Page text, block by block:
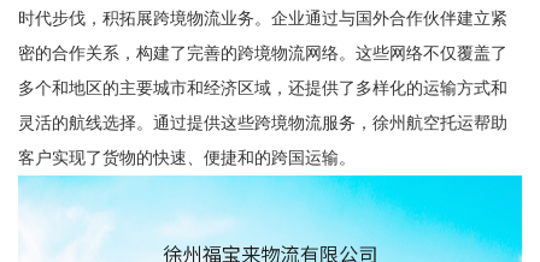
时代步伐，积拓展跨境物流业务。企业通过与国外合作伙伴建立紧
密的合作关系，构建了完善的跨境物流网络。这些网络不仅覆盖了
多个和地区的主要城市和经济区域，还提供了多样化的运输方式和
灵活的航线选择。通过提供这些跨境物流服务，徐州航空托运帮助
客户实现了货物的快速、便捷和的跨国运输。